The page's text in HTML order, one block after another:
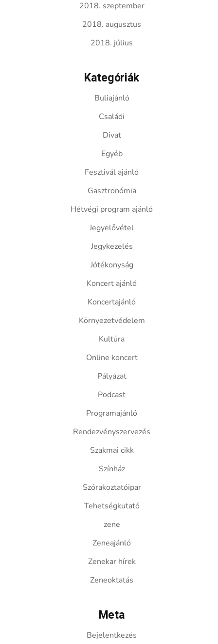
2018. szeptember
2018. augusztus
2018. július
Kategóriák
Buliajánló
Családi
Divat
Egyéb
Fesztivál ajánló
Gasztronómia
Hétvégi program ajánló
Jegyelővétel
Jegykezelés
Jótékonyság
Koncert ajánló
Koncertajánló
Környezetvédelem
Kultúra
Online koncert
Pályázat
Podcast
Programajánló
Rendezvényszervezés
Szakmai cikk
Színház
Szórakoztatóipar
Tehetségkutató
zene
Zeneajánló
Zenekar hírek
Zeneoktatás
Meta
Bejelentkezés